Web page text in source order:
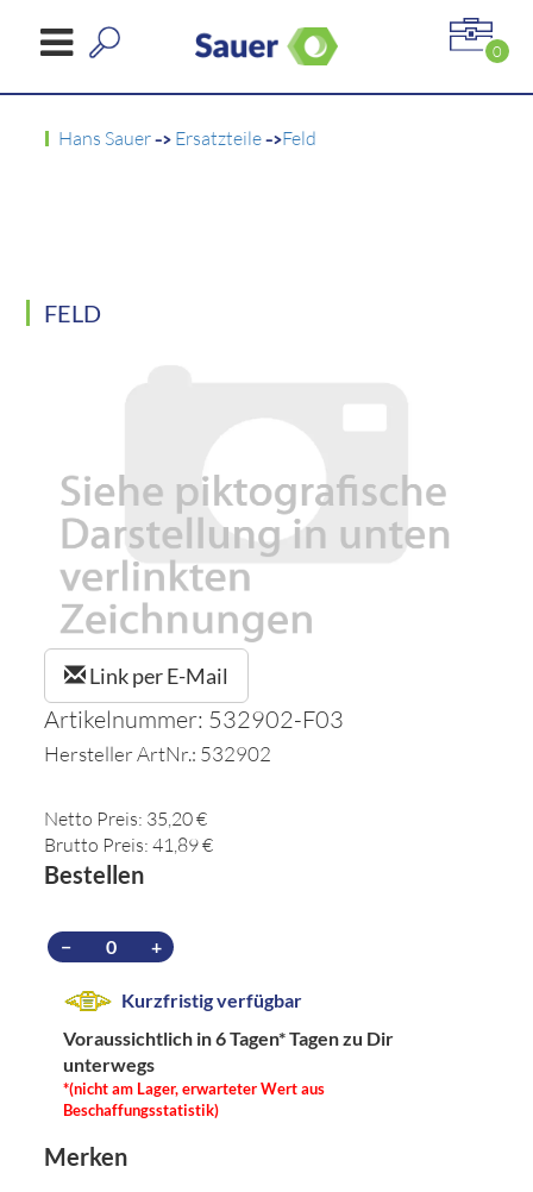
0
Hans Sauer-> Ersatzteile->Feld
FELD
Link per E-Mail
Artikelnummer: 532902-F03
Hersteller ArtNr.: 532902
Netto Preis: 35,20 €
Brutto Preis: 41,89 €
Bestellen
− +
Kurzfristig verfügbar
Voraussichtlich in 6 Tagen*Tagen zu Dir
unterwegs
*(nicht am Lager, erwarteter Wert aus
Beschaffungsstatistik)
Merken